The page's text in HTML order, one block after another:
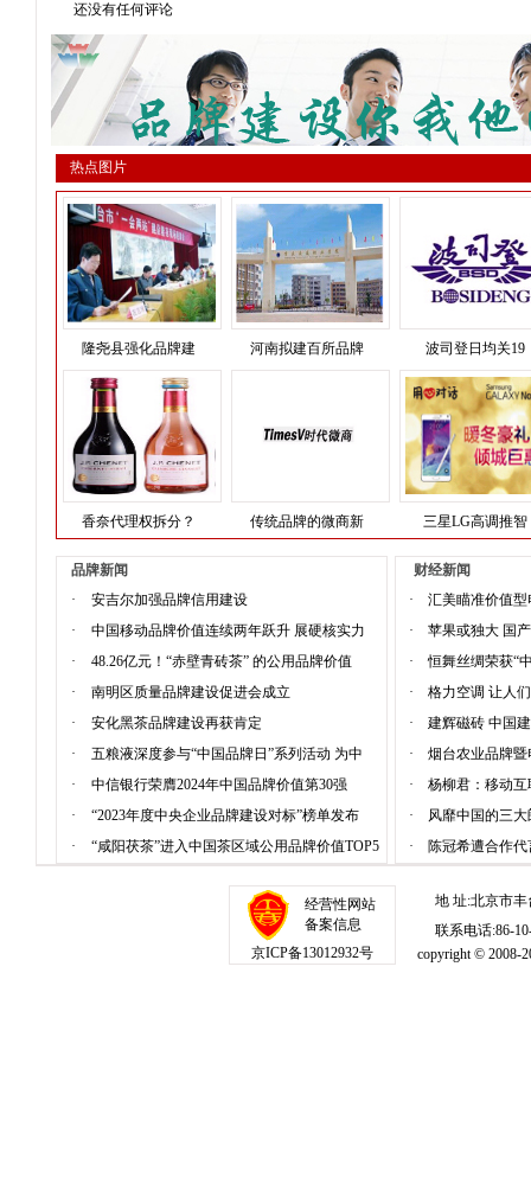
还没有任何评论
热点图片
隆尧县强化品牌建 河南拟建百所品牌 波司登日均关19
香奈代理权拆分？ 传统品牌的微商新 三星LG高调推智
品牌新闻
·
安吉尔加强品牌信用建设
·
中国移动品牌价值连续两年跃升 展硬核实力
·
48.26亿元！“赤壁青砖茶” 的公用品牌价值
·
南明区质量品牌建设促进会成立
·
安化黑茶品牌建设再获肯定
·
五粮液深度参与“中国品牌日”系列活动 为中
·
中信银行荣膺2024年中国品牌价值第30强
·
“2023年度中央企业品牌建设对标”榜单发布
·
“咸阳茯茶”进入中国茶区域公用品牌价值TOP5
财经新闻
·
汇美瞄准价值
·
苹果或独大 国
·
恒舞丝绸荣获“
·
格力空调 让人
·
建辉磁砖 中国
·
烟台农业品牌
·
杨柳君：移动
·
风靡中国的三
·
陈冠希遭合作
经营性网站
备案信息
京ICP备13012932号
地 址:北京市
联系电话:86-
copyright © 2008-